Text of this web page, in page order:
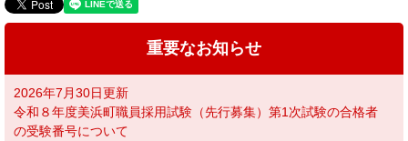
重要なお知らせ
2026年7月30日更新
令和８年度美浜町職員採用試験（先行募集）第1次試験の合格者
の受験番号について